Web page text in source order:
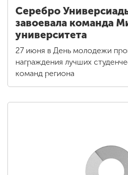
Серебро
завоевала команда
университета
27 июня в День молодежи
награждения лучших
команд региона